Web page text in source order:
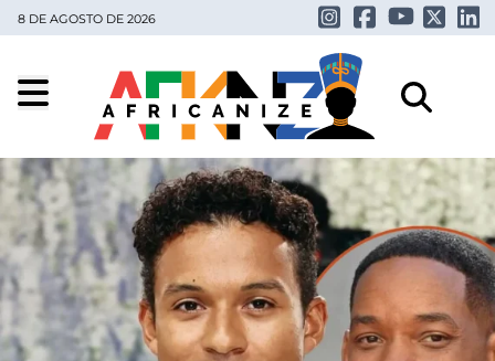
8 DE AGOSTO DE 2026